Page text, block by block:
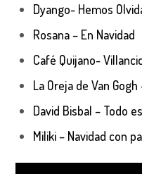
Dyango- Hemos
Rosana – En Navidad
Café Quijano-
La Oreja de Van
David Bisbal – Todo
Miliki – Navidad con